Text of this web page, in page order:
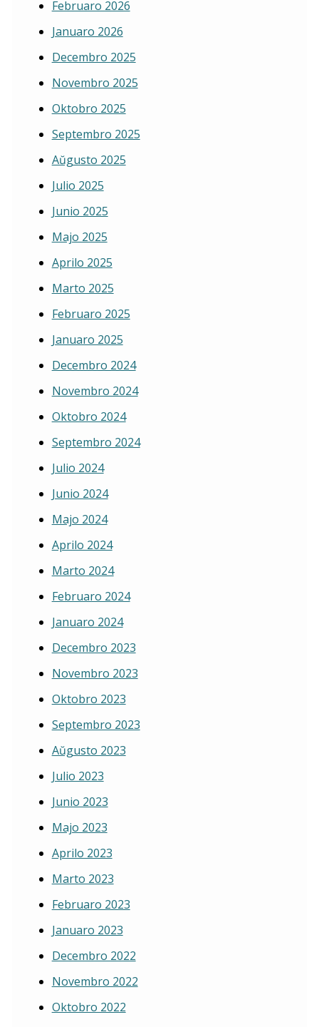
Februaro 2026
Januaro 2026
Decembro 2025
Novembro 2025
Oktobro 2025
Septembro 2025
Aŭgusto 2025
Julio 2025
Junio 2025
Majo 2025
Aprilo 2025
Marto 2025
Februaro 2025
Januaro 2025
Decembro 2024
Novembro 2024
Oktobro 2024
Septembro 2024
Julio 2024
Junio 2024
Majo 2024
Aprilo 2024
Marto 2024
Februaro 2024
Januaro 2024
Decembro 2023
Novembro 2023
Oktobro 2023
Septembro 2023
Aŭgusto 2023
Julio 2023
Junio 2023
Majo 2023
Aprilo 2023
Marto 2023
Februaro 2023
Januaro 2023
Decembro 2022
Novembro 2022
Oktobro 2022